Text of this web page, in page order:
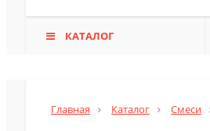
КАТАЛОГ
Главная Каталог Смеси